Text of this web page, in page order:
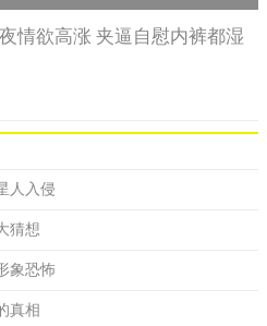
恒星。
情欲高涨 夹逼自慰内裤都湿
人入侵
猜想
象恐怖
真相